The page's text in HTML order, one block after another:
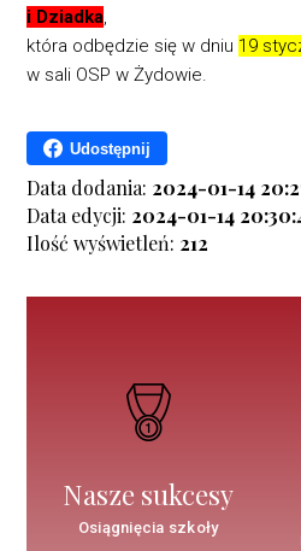
i Dziadka,
która odbędzie się w dniu 19
w sali OSP w Żydowie.
Udostępnij
Data dodania: 2024-01-14
Data edycji: 2024-01-14
Ilość wyświetleń: 212
Nasze sukcesy
Osiągnięcia szkoły